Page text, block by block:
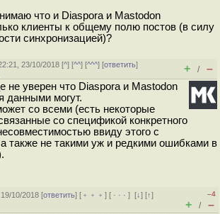
что и Diaspora и Mastodon
клиенты к общему полю постов (в силу
синхронизацией)?
23/10/2018 [^] [^^] [^^^] [ответить]
+ / –
не уверен что Diaspora и Mastodon
данными могут.
со всеми (есть некоторые
со спецификой конкретного
ввиду этого с
также не такими уж и редкими ошибками в
10/2018 [ответить] [ ﹢﹢﹢] [ · · ·][↓] [↑]
–4
+ / –